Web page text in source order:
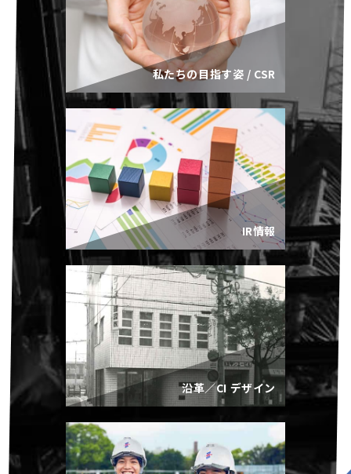
私たちの目指す姿 / CSR
IR情報
沿革／CI デザイン